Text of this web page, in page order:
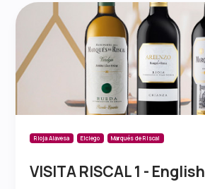
Rioja Alavesa Elciego Marqués de Riscal
VISITA RISCAL 1 - English